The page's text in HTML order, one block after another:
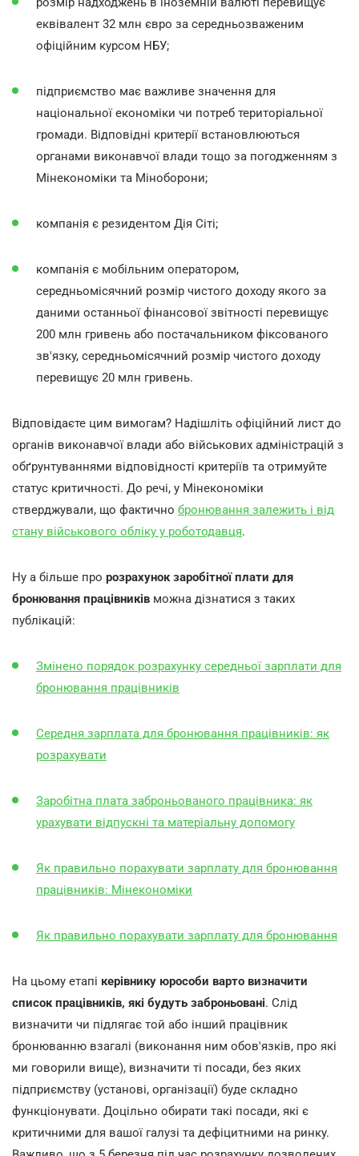
еквівалент 32 млн євро за середньозваженим
офіційним курсом НБУ;
підприємство має важливе значення для
національної економіки чи потреб територіальної
громади. Відповідні критерії встановлюються
органами виконавчої влади тощо за погодженням з
Мінекономіки та Міноборони;
компанія є резидентом Дія Сіті;
компанія є мобільним оператором,
середньомісячний розмір чистого доходу якого за
даними останньої фінансової звітності перевищує
200 млн гривень або постачальником фіксованого
зв'язку, середньомісячний розмір чистого доходу
перевищує 20 млн гривень.
Відповідаєте цим вимогам? Надішліть офіційний лист до
органів виконавчої влади або військових адміністрацій з
обґрунтуваннями відповідності критеріїв та отримуйте
статус критичності. До речі, у Мінекономіки
стверджували, що фактично бронювання залежить і від
стану військового обліку у роботодавця.
Ну а більше про розрахунок заробітної плати для
бронювання працівників можна дізнатися з таких
публікацій:
Змінено порядок розрахунку середньої зарплати для
бронювання працівників
Середня зарплата для бронювання працівників: як
розрахувати
Заробітна плата заброньованого працівника: як
урахувати відпускні та матеріальну допомогу
Як правильно порахувати зарплату для бронювання
працівників: Мінекономіки
Як правильно порахувати зарплату для бронювання
На цьому етапі керівнику юрособи варто визначити
список працівників, які будуть заброньовані. Слід
визначити чи підлягає той або інший працівник
бронюванню взагалі (виконання ним обов'язків, про які
ми говорили вище), визначити ті посади, без яких
підприємству (установі, організації) буде складно
функціонувати. Доцільно обирати такі посади, які є
критичними для вашої галузі та дефіцитними на ринку.